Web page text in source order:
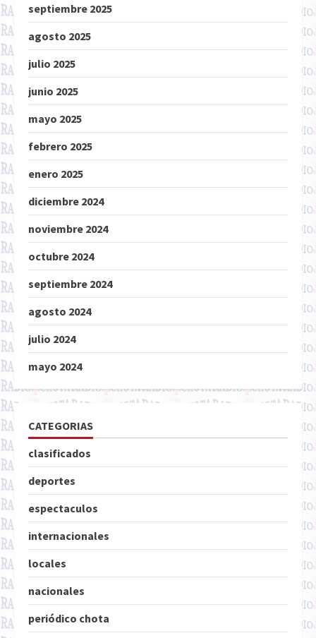
septiembre 2025
agosto 2025
julio 2025
junio 2025
mayo 2025
febrero 2025
enero 2025
diciembre 2024
noviembre 2024
octubre 2024
septiembre 2024
agosto 2024
julio 2024
mayo 2024
CATEGORIAS
clasificados
deportes
espectaculos
internacionales
locales
nacionales
periódico chota